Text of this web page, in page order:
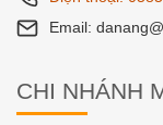
Email:
CHI NHÁNH